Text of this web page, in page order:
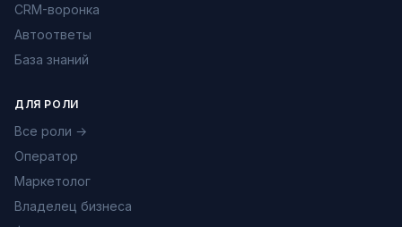
CRM-воронка
Автоответы
База знаний
ДЛЯ РОЛИ
Все роли →
Оператор
Маркетолог
Владелец бизнеса